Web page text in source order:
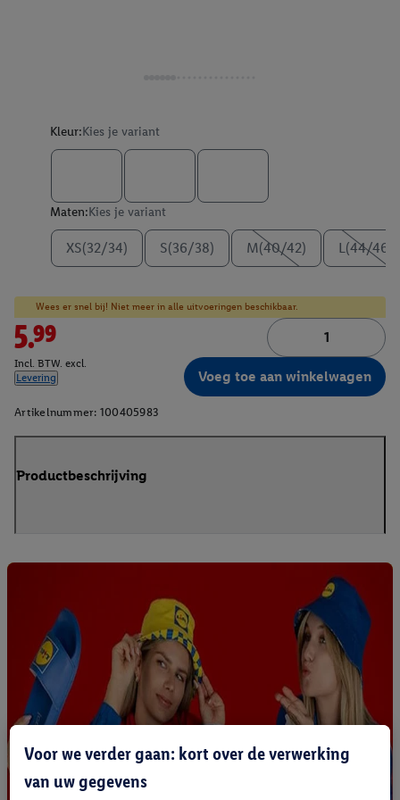
Kleur:Kies je variant
Maten:Kies je variant
XS(32/34) S(36/38) M(40/42) L(44/46)
Wees er snel bij! Niet meer in alle uitvoeringen beschikbaar.
5.99
Incl. BTW. excl.
Levering
Voeg toe aan winkelwagen
Artikelnummer: 100405983
Productbeschrijving
Voor we verder gaan: kort over de verwerking
van uw gegevens